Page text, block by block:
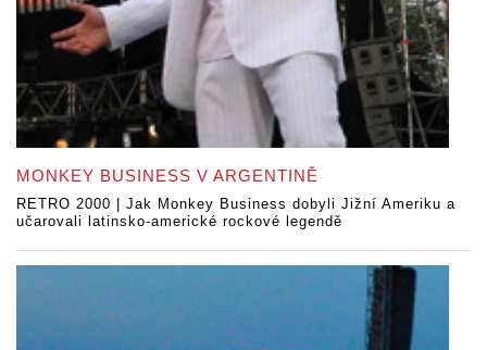
MONKEY BUSINESS V ARGENTINĚ
RETRO 2000 | Jak Monkey Business dobyli Jižní Ameriku a
učarovali latinsko-americké rockové legendě